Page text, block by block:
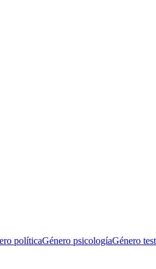
políticaGénero psicologíaGénero